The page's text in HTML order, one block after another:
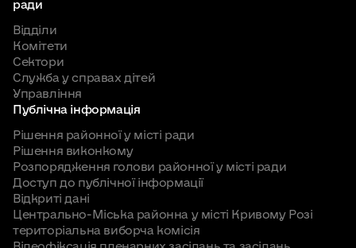
ради
Відділи
Комітети
Сектори
Служба у справах дітей
Управління
Публічна інформація
Рішення районної у місті ради
Рішення виконкому
Розпорядження голови районної у місті ради
Доступ до публічної інформації
Відкриті дані
Центрально-Міська районна у місті Кривому Розі
територіальна виборча комісія